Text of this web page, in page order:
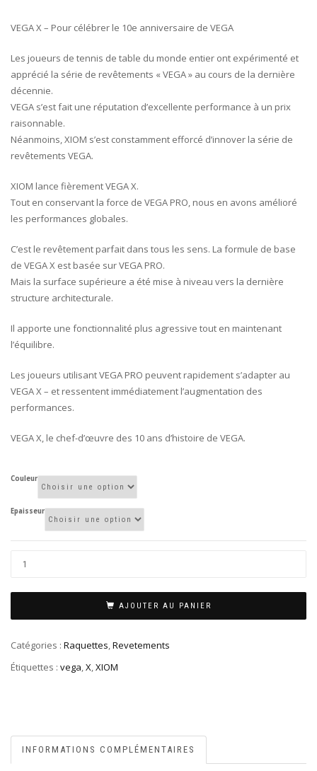
VEGA X – Pour célébrer le 10e anniversaire de VEGA
Les joueurs de tennis de table du monde entier ont expérimenté et
apprécié la série de revêtements « VEGA » au cours de la dernière
décennie.
VEGA s’est fait une réputation d’excellente performance à un prix
raisonnable.
Néanmoins, XIOM s’est constamment efforcé d’innover la série de
revêtements VEGA.
XIOM lance fièrement VEGA X.
Tout en conservant la force de VEGA PRO, nous en avons amélioré
les performances globales.
C’est le revêtement parfait dans tous les sens. La formule de base
de VEGA X est basée sur VEGA PRO.
Mais la surface supérieure a été mise à niveau vers la dernière
structure architecturale.
Il apporte une fonctionnalité plus agressive tout en maintenant
l’équilibre.
Les joueurs utilisant VEGA PRO peuvent rapidement s’adapter au
VEGA X – et ressentent immédiatement l’augmentation des
performances.
VEGA X, le chef-d’œuvre des 10 ans d’histoire de VEGA.
Couleur
Epaisseur
AJOUTER AU PANIER
Catégories : Raquettes,Revetements
Étiquettes : vega,X,XIOM
INFORMATIONS COMPLÉMENTAIRES